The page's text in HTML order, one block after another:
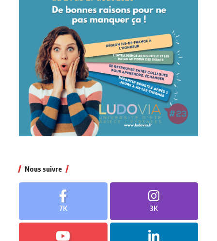
Nous suivre
7K 3K